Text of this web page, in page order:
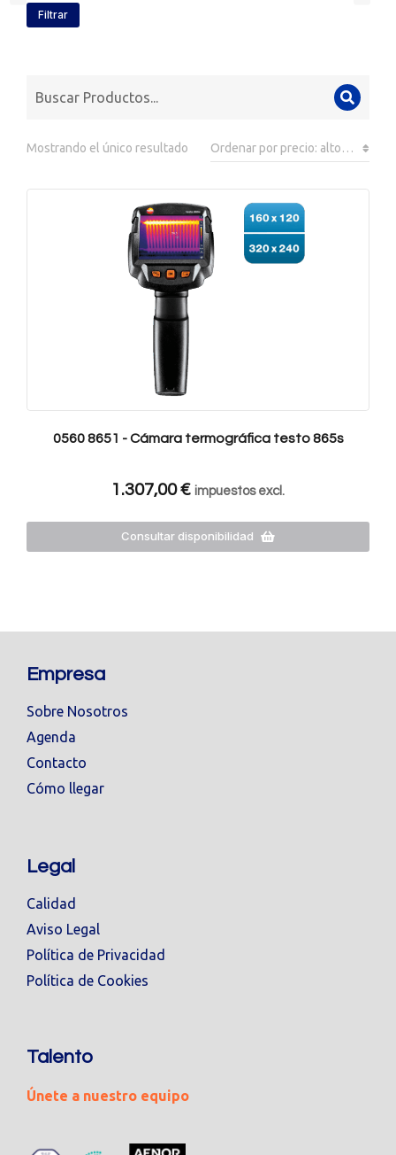
Filtrar
Mostrando el único resultado
0560 8651 - Cámara termográfica testo 865s
1.307,00€ impuestos excl.
Consultar disponibilidad
Empresa
Sobre Nosotros
Agenda
Contacto
Cómo llegar
Legal
Calidad
Aviso Legal
Política de Privacidad
Política de Cookies
Talento
Únete a nuestro equipo